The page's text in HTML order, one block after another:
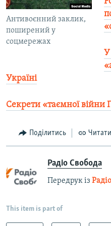
Антивоєнний заклик,
поширений у
соцмережах
У
Україні
Секрети «таємної війни
Поділитись
Радіо Свобода
Передрук із
This item is part of